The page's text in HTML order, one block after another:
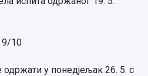
9/10
у понедјељак 26. 5. с